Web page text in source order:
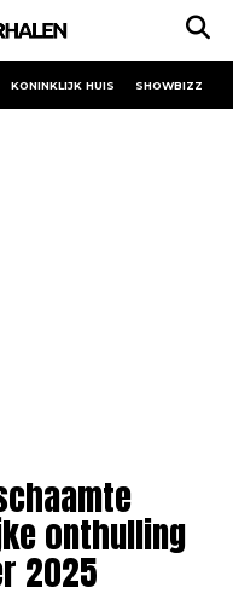
KONINKLIJK HUIS SHOWBIZZ
onthulling
2025